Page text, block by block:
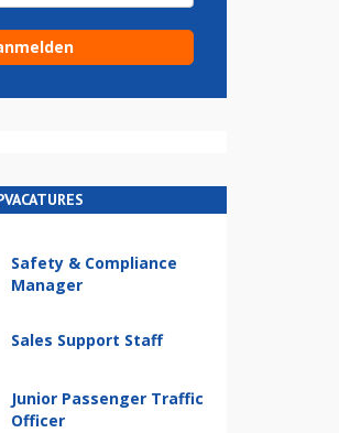
Safety & Compliance
Manager
Sales Support Staff
Junior Passenger Traffic
Officer